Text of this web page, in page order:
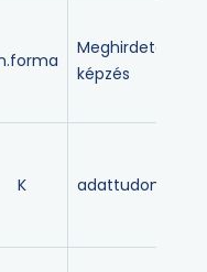
Meghirdetett
képzés
K adattudomány